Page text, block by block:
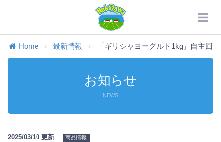
Home 最新情報 「ギリシャヨーグルト1kg」自主回
お知らせ
NEWS
2025/03/10 更新 商品情報